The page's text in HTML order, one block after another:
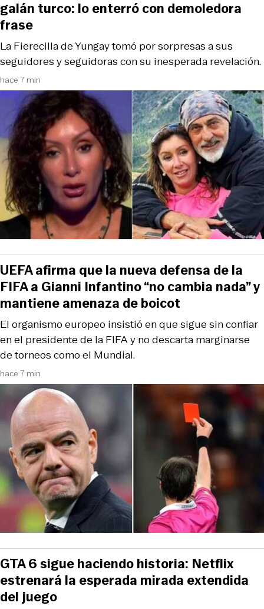
hace 7 min
La Fierecilla de Yungay tomó por sorpresas a sus
seguidores y seguidoras con su inesperada revelación.
galán turco: lo enterró con demoledora
frase
hace 7 min
El organismo europeo insistió en que sigue sin confiar
en el presidente de la FIFA y no descarta marginarse
de torneos como el Mundial.
UEFA afirma que la nueva defensa de la
FIFA a Gianni Infantino “no cambia nada” y
mantiene amenaza de boicot
GTA 6 sigue haciendo historia: Netflix
estrenará la esperada mirada extendida
del juego